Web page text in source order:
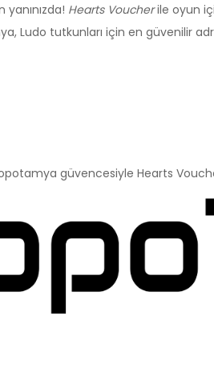
Hearts Voucherile oyun
Ludo tutkunları için en güvenilir
güvencesiyle Hearts